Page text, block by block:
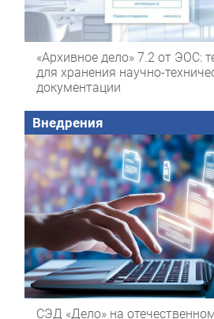
«Архивное дело» 7.2 от ЭОС:
для хранения научно-
документации
Внедрения
СЭД «Дело» на